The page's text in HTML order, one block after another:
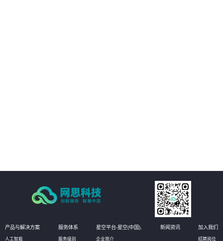
产品与解决方案
人工智能
服务体系
服务级别
星空平台-星空(中国),
企业简介
新闻资讯 加入我们
招聘岗位